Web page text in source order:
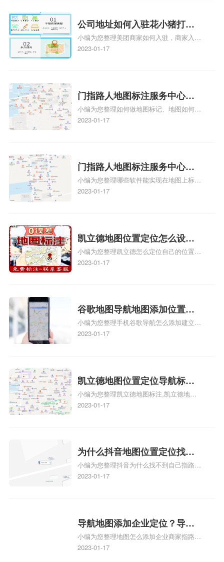
情可查看下方正文！
公司地址如何入驻花小猪打车
地图标记？指路人地图标注服
务中心铺如何入驻花小猪打车
小编为您整理美团商家如何入驻，商家入驻
教程、商家如何入驻地图、如何入驻地:、
2023-01-17
门指路人地图标注服务中心如
何做花小猪打车地图位置标
记？门指路人地图标注服务中
小编为您整理如何做地图标记、地图如何做
标记、so搜街景中如何做标记、360e启花贷
关地图标注知识，详情可查看下方正文！
2023-01-17
门指路人地图标注服务中心地
图位置地址标记？门指路人地
图标注服务中心苹果地图位置
小编为您整理哪些软件能实现在地图上标记
门指路人地图标注服务中心位置、门指路人
门指路人地图标注服务中心地址标注上地图
怎么弄相关地图标注知识，详情可查看下方
正文！
2023-01-17
凯立德地图位置定位怎么设置
自己的指路人地图标注服务中
心名？凯立德地图位置定位怎
小编为您整理凯立德怎么定位自己的位置
啊、手机凯立德地图定位怎么设置往上走、
地图标注服务中心铺招牌相关地图标注知
识，详情可查看下方正文！
2023-01-17
谷歌地图导航地图添加位置？
添加谷歌地图导航位置？
小编为您整理手机谷歌导航怎么添加建立多
人位置、如何在地图，谷歌地图添加公司位
2023-01-17
凯立德地图位置定位导航标
注？凯立德地图位置定位,导航,
标注？
小编为您整理凯立德地图标注,凯立德地图
标注怎么做啊、凯立德地图标注,凯立德地
相关地图标注知识，详情可查看下方正文！
2023-01-17
为什么抖音地图位置定位找不
到了？抖音为什么找不到当前
定位了？
小编为您整理抖音为什么找不到自己指路人
地图标注服务中心铺的位置、地图位置更新
服务中心位置、抖音突然不显示定位了相关
地图标注知识，详情可查看下方正文！
2023-01-17
导航地图添加企业定位？导航
定位企业？
小编为您整理地图怎么添加企业商家指路人
地图标注服务中心铺名称、地图怎么添加企
2023-01-17